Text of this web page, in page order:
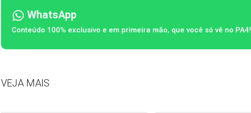
WhatsApp
Conteúdo 100% exclusivo e em primeira mão, que você só vê no PA4!
VEJA MAIS